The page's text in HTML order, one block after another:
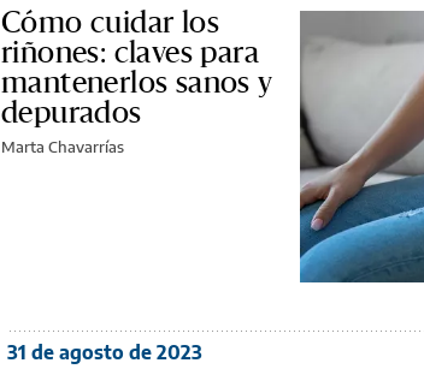
Cómo cuidar los
riñones: claves para
mantenerlos sanos y
depurados
Marta Chavarrías
31 de agosto de 2023